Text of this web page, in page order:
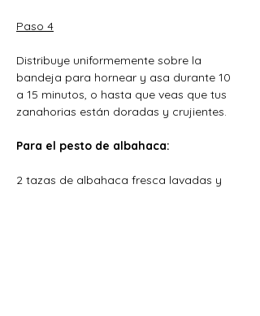
Paso 4
Distribuye uniformemente sobre la
bandeja para hornear y asa durante 10
a 15 minutos, o hasta que veas que tus
zanahorias están doradas y crujientes.
Para el pesto de albahaca:
2 tazas de albahaca fresca lavadas y